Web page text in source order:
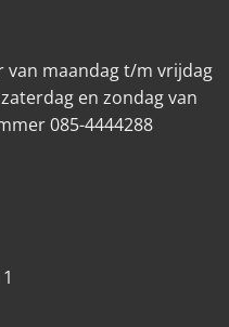
van maandag t/m vrijdag
en zondag van
085-4444288